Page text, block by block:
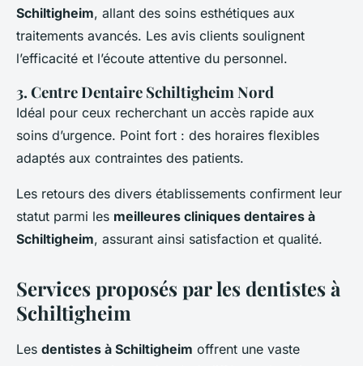
Schiltigheim, allant des soins esthétiques aux
traitements avancés. Les avis clients soulignent
l’efficacité et l’écoute attentive du personnel.
3. Centre Dentaire Schiltigheim Nord
Idéal pour ceux recherchant un accès rapide aux
soins d’urgence. Point fort : des horaires flexibles
adaptés aux contraintes des patients.
Les retours des divers établissements confirment leur
statut parmi les meilleures cliniques dentaires à
Schiltigheim, assurant ainsi satisfaction et qualité.
Services proposés par les dentistes à
Schiltigheim
Les dentistes à Schiltigheim offrent une vaste